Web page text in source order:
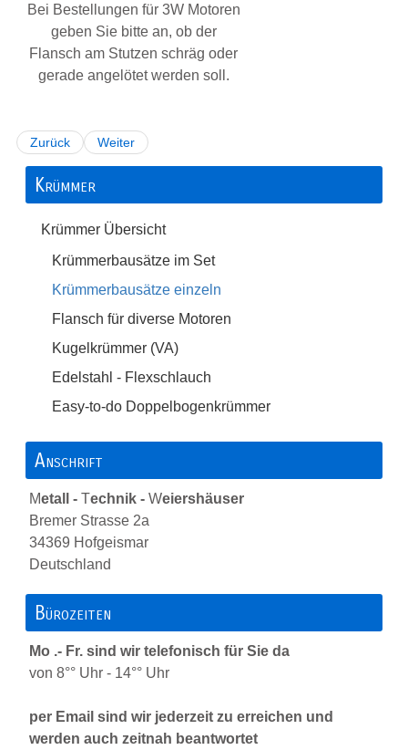
Bei Bestellungen für 3W Motoren
geben Sie bitte an, ob der
Flansch am Stutzen schräg oder
gerade angelötet werden soll.
Zurück Weiter
Krümmer
Krümmer Übersicht
Krümmerbausätze im Set
Krümmerbausätze einzeln
Flansch für diverse Motoren
Kugelkrümmer (VA)
Edelstahl - Flexschlauch
Easy-to-do Doppelbogenkrümmer
Anschrift
Metall - Technik - Weiershäuser
Bremer Strasse 2a
34369 Hofgeismar
Deutschland
Bürozeiten
Mo .- Fr. sind wir telefonisch für Sie da
von 8°° Uhr - 14°° Uhr
per Email sind wir jederzeit zu erreichen und
werden auch zeitnah beantwortet